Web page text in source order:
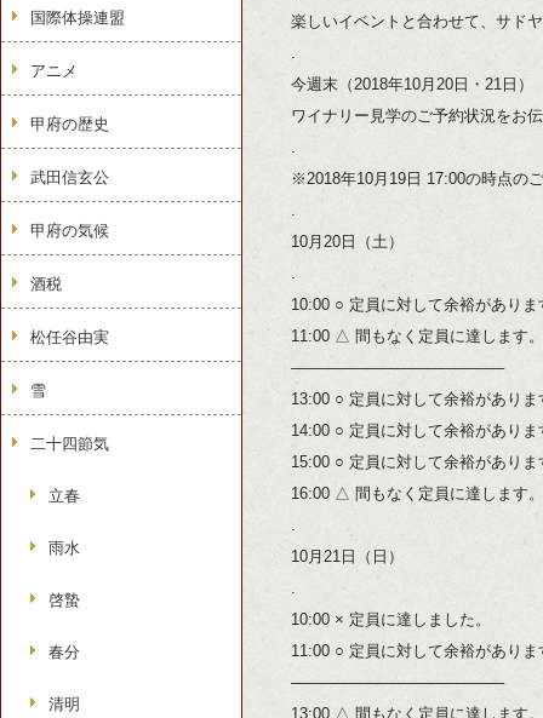
楽しいイベントと合わせて、サド
.
今週末（2018年10月20日・21日）
ワイナリー見学のご予約状況をお
.
※2018年10月19日 17:00の時点の
.
10月20日（土）
.
10:00 ○ 定員に対して余裕がありま
11:00 △ 間もなく定員に達します。
—————————————–
13:00 ○ 定員に対して余裕がありま
14:00 ○ 定員に対して余裕がありま
15:00 ○ 定員に対して余裕がありま
16:00 △ 間もなく定員に達します。
.
10月21日（日）
.
10:00 × 定員に達しました。
11:00 ○ 定員に対して余裕がありま
—————————————–
13:00 △ 間もなく定員に達します。
国際体操連盟
アニメ
甲府の歴史
武田信玄公
甲府の気候
酒税
松任谷由実
雪
二十四節気
立春
雨水
啓蟄
春分
清明